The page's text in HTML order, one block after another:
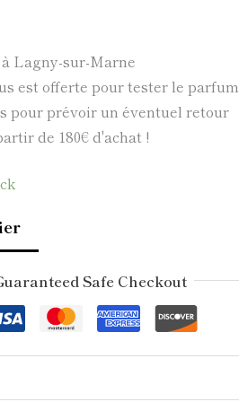
Lagny-sur-Marne
est offerte pour tester le
pour prévoir un éventuel retour
de 180€ d'achat !
Safe Checkout